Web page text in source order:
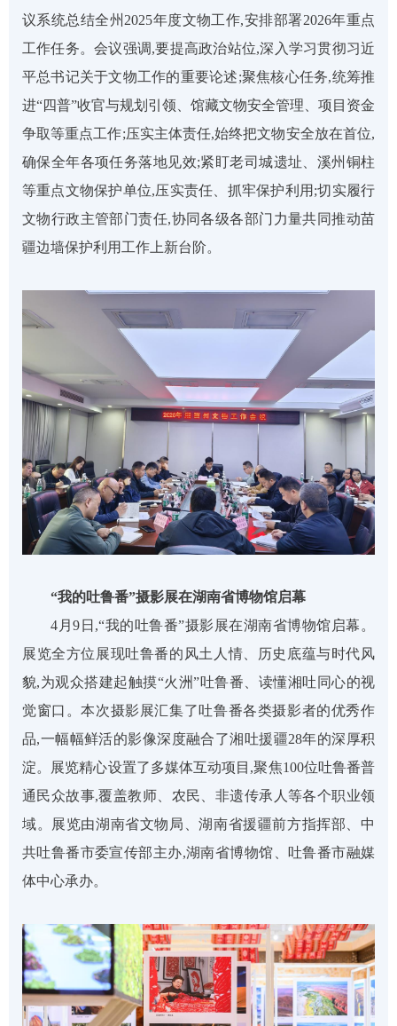
议系统总结全州2025年度文物工作,安排部署2026年重点
工作任务。会议强调,要提高政治站位,深入学习贯彻习近
平总书记关于文物工作的重要论述;聚焦核心任务,统筹推
进“四普”收官与规划引领、馆藏文物安全管理、项目资金
争取等重点工作;压实主体责任,始终把文物安全放在首位,
确保全年各项任务落地见效;紧盯老司城遗址、溪州铜柱
等重点文物保护单位,压实责任、抓牢保护利用;切实履行
文物行政主管部门责任,协同各级各部门力量共同推动苗
疆边墙保护利用工作上新台阶。
“我的吐鲁番”摄影展在湖南省博物馆启幕
4月9日,“我的吐鲁番”摄影展在湖南省博物馆启幕。
展览全方位展现吐鲁番的风土人情、历史底蕴与时代风
貌,为观众搭建起触摸“火洲”吐鲁番、读懂湘吐同心的视
觉窗口。本次摄影展汇集了吐鲁番各类摄影者的优秀作
品,一幅幅鲜活的影像深度融合了湘吐援疆28年的深厚积
淀。展览精心设置了多媒体互动项目 ,聚焦100位吐鲁番普
通民众故事,覆盖教师、农民、非遗传承人等各个职业领
域。展览由湖南省文物局、湖南省援疆前方指挥部、中
共吐鲁番市委宣传部主办,湖南省博物馆、吐鲁番市融媒
体中心承办。